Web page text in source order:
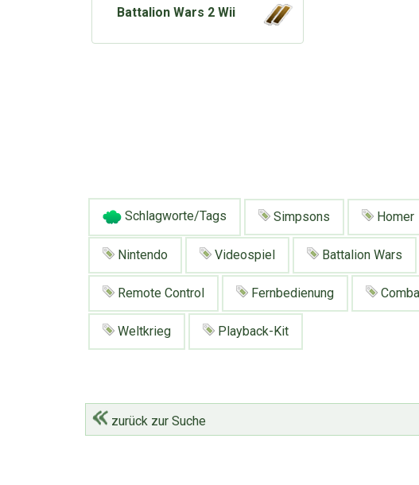
Battalion Wars 2 Wii
Schlagworte/Tags Simpsons Homer
Nintendo Videospiel Battalion Wars
Remote Control Fernbedienung
Weltkrieg Playback-Kit
zurück zur Suche